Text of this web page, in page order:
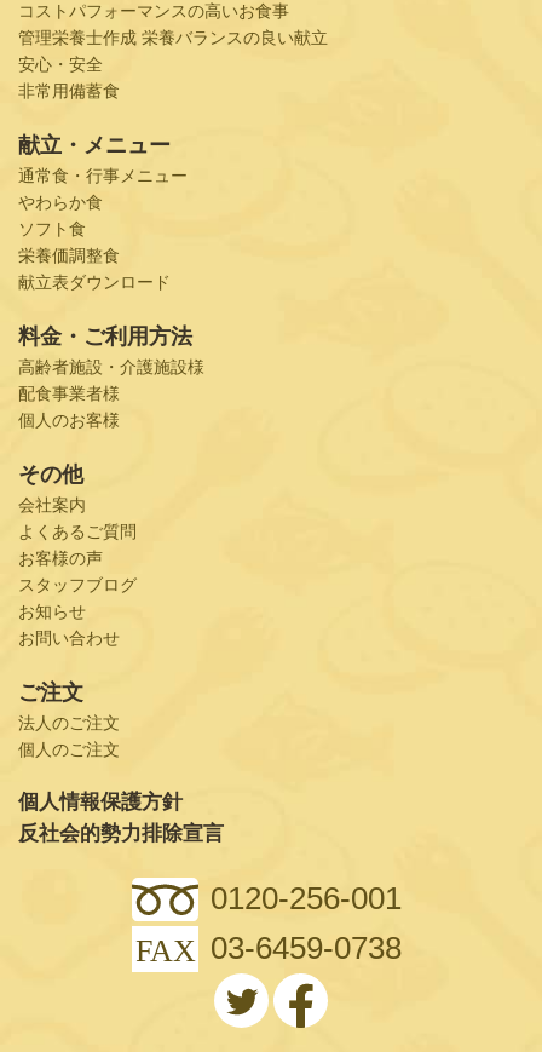
コストパフォーマンスの高いお食事
管理栄養士作成 栄養バランスの良い献立
安心・安全
非常用備蓄食
献立・メニュー
通常食・行事メニュー
やわらか食
ソフト食
栄養価調整食
献立表ダウンロード
料金・ご利用方法
高齢者施設・介護施設様
配食事業者様
個人のお客様
その他
会社案内
よくあるご質問
お客様の声
スタッフブログ
お知らせ
お問い合わせ
ご注文
法人のご注文
個人のご注文
個人情報保護方針
反社会的勢力排除宣言
0120-256-001
FAX 03-6459-0738